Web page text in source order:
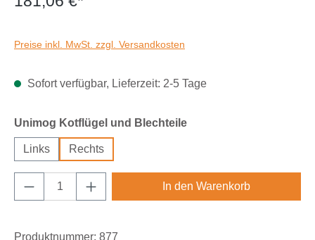
Preise inkl. MwSt. zzgl. Versandkosten
Sofort verfügbar, Lieferzeit: 2-5 Tage
Unimog Kotflügel und Blechteileauswählen
Links Rechts
Produkt Anzahl: Gib den gewünschten
In den Warenkorb
Produktnummer: 877